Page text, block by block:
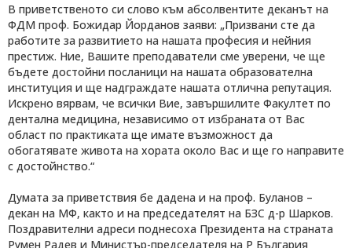
В приветственото си слово към абсолвентите деканът на
ФДМ проф. Божидар Йорданов заяви: „Призвани сте да
работите за развитието на нашата професия и нейния
престиж. Ние, Вашите преподаватели сме уверени, че ще
бъдете достойни посланици на нашата образователна
институция и ще надграждате нашата отлична репутация.
Искрено вярвам, че всички Вие, завършилите Факултет по
дентална медицина, независимо от избраната от Вас
област по практиката ще имате възможност да
обогатявате живота на хората около Вас и ще го направите
с достойнство.“
Думата за приветствия бе дадена и на проф. Буланов –
декан на МФ, както и на председателят на БЗС д-р Шарков.
Поздравителни адреси поднесоха Президента на страната
Румен Радев и Министър-председателя на Р България